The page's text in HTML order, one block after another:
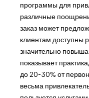
программы для
различные
заказ может
клиентам доступны
значительно
показывает
до 20-30% от
весьма